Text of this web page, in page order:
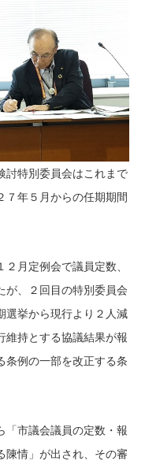
討特別委員会はこれまで
７年５月からの任期期間
月定例会で議員定数、
が、２回目の特別委員会
選挙から現行より２人減
維持とする協議結果が報
条例の一部を改正する条
「市議会議員の定数・報
陳情」が出され、その審